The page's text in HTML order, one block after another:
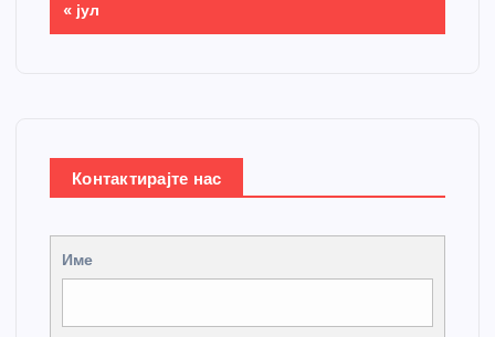
« јул
Контактирајте нас
Име